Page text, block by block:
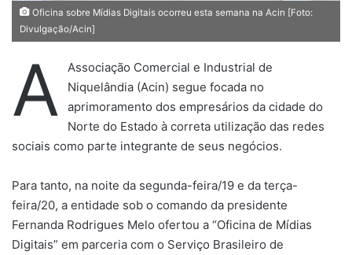
Oficina sobre Mídias Digitais ocorreu esta semana na Acin [Foto:
Divulgação/Acin]
A
Associação Comercial e Industrial de
Niquelândia (Acin) segue focada no
aprimoramento dos empresários da cidade do
Norte do Estado à correta utilização das redes
sociais como parte integrante de seus negócios.
Para tanto, na noite da segunda-feira/19 e da terça-
feira/20, a entidade sob o comando da presidente
Fernanda Rodrigues Melo ofertou a “Oficina de Mídias
Digitais” em parceria com o Serviço Brasileiro de